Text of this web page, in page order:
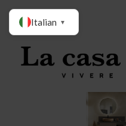
Italian ▼